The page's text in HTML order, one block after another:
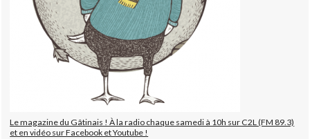
Le magazine du Gâtinais ! À la radio chaque samedi à 10h sur C2L (FM 89.3)
et en vidéo sur Facebook et Youtube !